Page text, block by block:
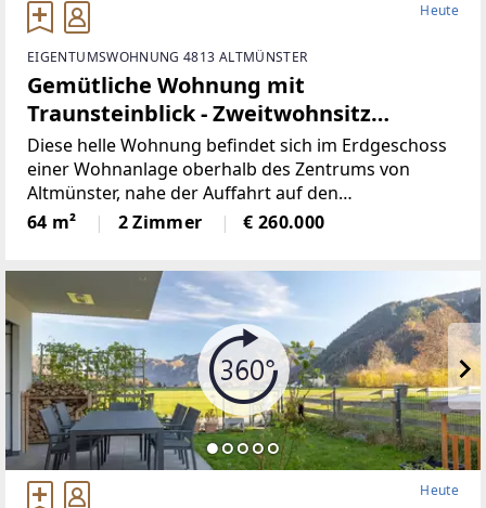
Heute
EIGENTUMSWOHNUNG 4813 ALTMÜNSTER
Gemütliche Wohnung mit
Traunsteinblick - Zweitwohnsitz
möglich
Diese helle Wohnung befindet sich im Erdgeschoss
einer Wohnanlage oberhalb des Zentrums von
Altmünster, nahe der Auffahrt auf den
Gmundnerberg.Die Wohnung besteht
aus:VorraumBadezimmer mit Dusche und
64 m² 2 Zimmer € 260.000
Heute